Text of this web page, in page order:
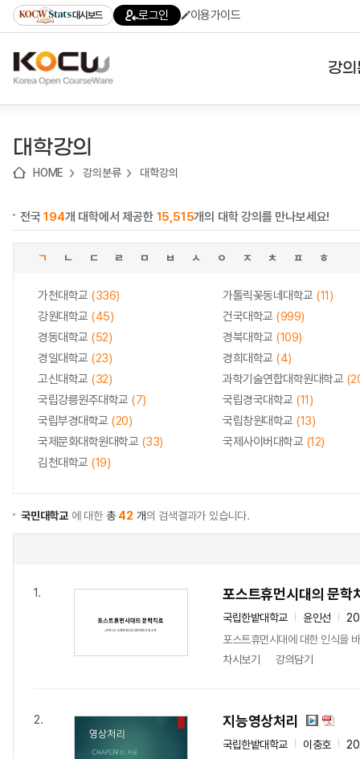
기
기
기
content)
가
대시보드 로그인 이용가이드
강
대학강의
HOME 강의분류 대학강의
전국194개 대학에서 제공한 15,515개의 대학 강의를 만나보세요!
ㄱ ㄴ ㄷ ㄹ ㅁ ㅂ ㅅ ㅇ ㅈ ㅊ ㅍ ㅎ
가천대학교 (336) 가톨릭꽃동네대학교 (11)
강원대학교 (45) 건국대학교 (999)
경동대학교 (52) 경북대학교 (109)
경일대학교 (23) 경희대학교 (4)
고신대학교 (32) 과학기술연합대학원대학교
국립강릉원주대학교 (7) 국립경국대학교 (11)
국립부경대학교 (20) 국립창원대학교 (13)
국제문화대학원대학교 (33) 국제사이버대학교 (12)
김천대학교 (19)
국민대학교 에 대한 총 42 개의 검색결과가 있습니다.
1. 포스트휴먼시대의 문학
국립한밭대학교 윤인선
포스트휴먼시대에 대한 인식을
차시보기
강의담기
2. 지능영상처리
국립한밭대학교 이충호